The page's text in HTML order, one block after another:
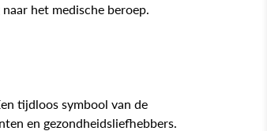
het medische beroep.
tijdloos symbool van de
en gezondheidsliefhebbers.